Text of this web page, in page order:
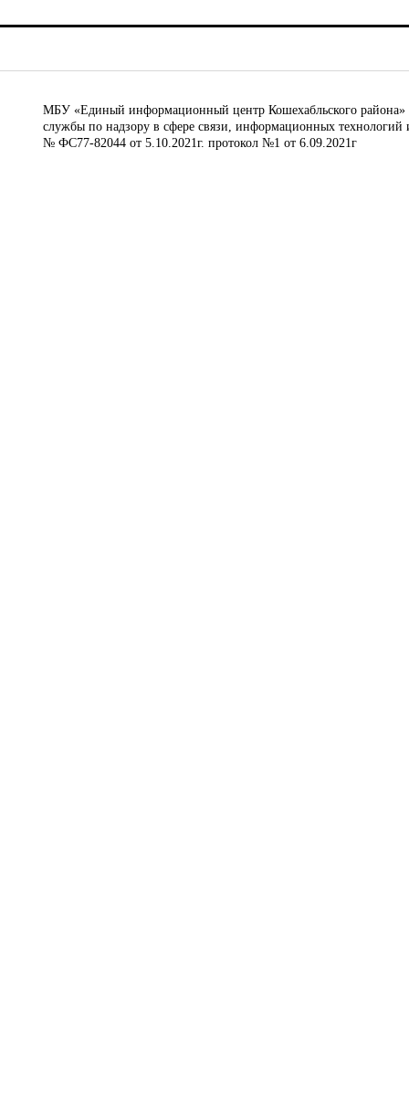
МБУ «Единый информационный центр Кошехабльского района»
службы по надзору в сфере связи, информационных
№ ФС77-82044 от 5.10.2021г. протокол №1 от 6.09.2021г